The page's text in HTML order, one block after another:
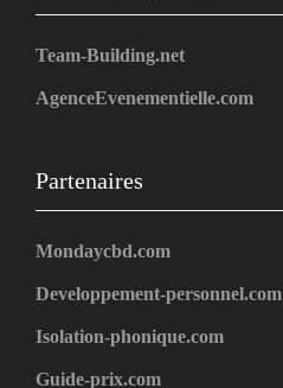
Team-Building.net
AgenceEvenementielle.com
Partenaires
Mondaycbd.com
Developpement-personnel.com
Isolation-phonique.com
Guide-prix.com